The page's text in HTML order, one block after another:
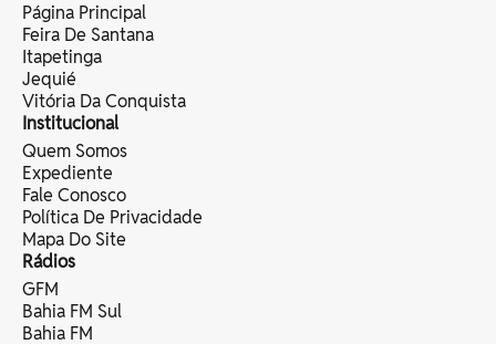
Página Principal
Feira De Santana
Itapetinga
Jequié
Vitória Da Conquista
Institucional
Quem Somos
Expediente
Fale Conosco
Política De Privacidade
Mapa Do Site
Rádios
GFM
Bahia FM Sul
Bahia FM